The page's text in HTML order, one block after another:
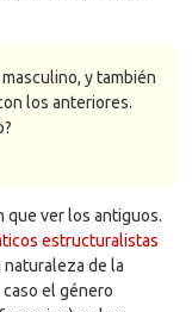
y también
los anteriores.
que ver los antiguos.
estructuralistas
de la
el género